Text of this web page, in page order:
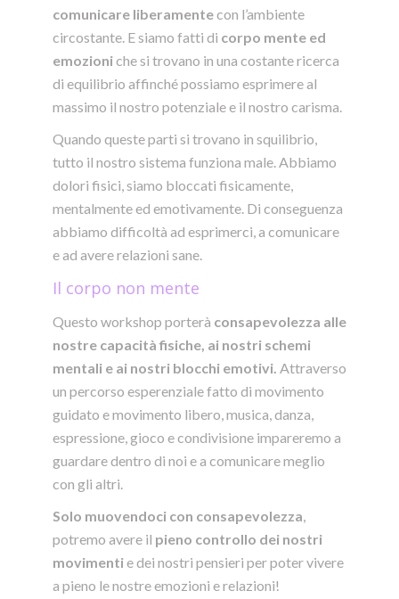
comunicare liberamentecon l’ambiente
circostante. E siamo fatti di corpo mente ed
emozioniche si trovano in una costante ricerca
di equilibrio affinché possiamo esprimere al
massimo il nostro potenziale e il nostro carisma.
Quando queste parti si trovano in squilibrio,
tutto il nostro sistema funziona male. Abbiamo
dolori fisici, siamo bloccati fisicamente,
mentalmente ed emotivamente. Di conseguenza
abbiamo difficoltà ad esprimerci, a comunicare
e ad avere relazioni sane.
Il corpo non mente
Questo workshop porterà consapevolezza alle
nostre capacità fisiche, ai nostri schemi
mentali e ai nostri blocchi emotivi. Attraverso
un percorso esperenziale fatto di movimento
guidato e movimento libero, musica, danza,
espressione, gioco e condivisione impareremo a
guardare dentro di noi e a comunicare meglio
con gli altri.
Solo muovendoci con consapevolezza,
potremo avere il pieno controllo dei nostri
movimentie dei nostri pensieri per poter vivere
a pieno le nostre emozioni e relazioni!